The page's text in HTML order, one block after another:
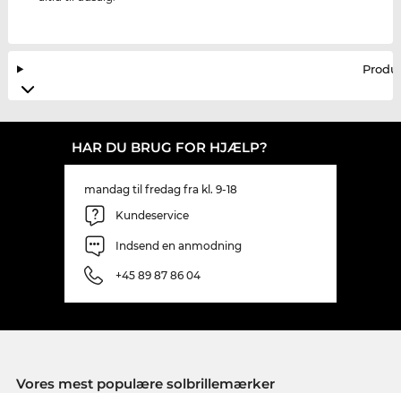
HAR DU BRUG FOR HJÆLP?
mandag til fredag fra kl. 9-18
Kundeservice
Indsend en anmodning
+45 89 87 86 04
Vores mest populære solbrillemærker